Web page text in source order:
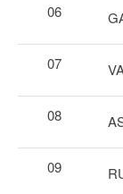
06
07
08
09